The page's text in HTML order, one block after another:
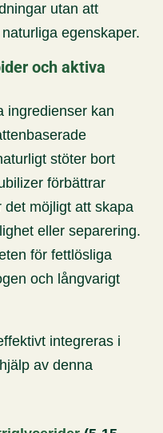
utan att
egenskaper.
och aktiva
ingredienser kan
stöter bort
förbättrar
det möjligt att skapa
eller separering.
för fettlösliga
och långvarigt
integreras i
av denna